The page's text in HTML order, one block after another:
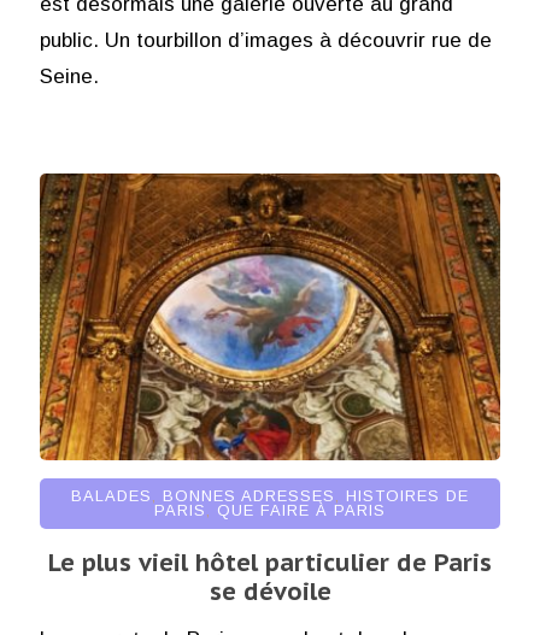
public. Un tourbillon d’images à découvrir rue de
Seine.
BALADES BONNES ADRESSES
HISTOIRES DE
PARIS
QUE FAIRE À PARIS
Le plus vieil hôtel particulier de Paris
se dévoile